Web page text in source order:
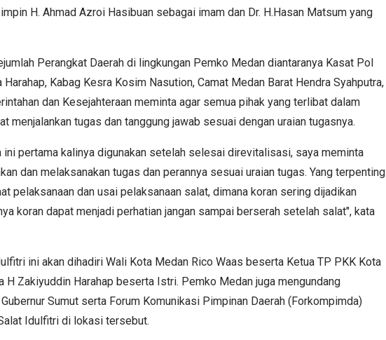
H. Ahmad Azroi Hasibuan sebagai imam dan Dr. H.Hasan Matsum yang
Perangkat Daerah di lingkungan Pemko Medan diantaranya Kasat Pol
Kabag Kesra Kosim Nasution, Camat Medan Barat Hendra Syahputra,
dan Kesejahteraan meminta agar semua pihak yang terlibat dalam
menjalankan tugas dan tanggung jawab sesuai dengan uraian tugasnya.
ini pertama kalinya digunakan setelah selesai direvitalisasi, saya meminta
dan melaksanakan tugas dan perannya sesuai uraian tugas. Yang terpenting
pelaksanaan dan usai pelaksanaan salat, dimana koran sering dijadikan
koran dapat menjadi perhatian jangan sampai berserah setelah salat", kata
ini akan dihadiri Wali Kota Medan Rico Waas beserta Ketua TP PKK Kota
H Zakiyuddin Harahap beserta Istri. Pemko Medan juga mengundang
Sumut serta Forum Komunikasi Pimpinan Daerah (Forkompimda)
Idulfitri di lokasi tersebut.